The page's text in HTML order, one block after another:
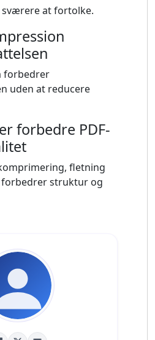
sværere at fortolke.
forbedrer
uden at reducere
forbedre PDF-
fletning
struktur og